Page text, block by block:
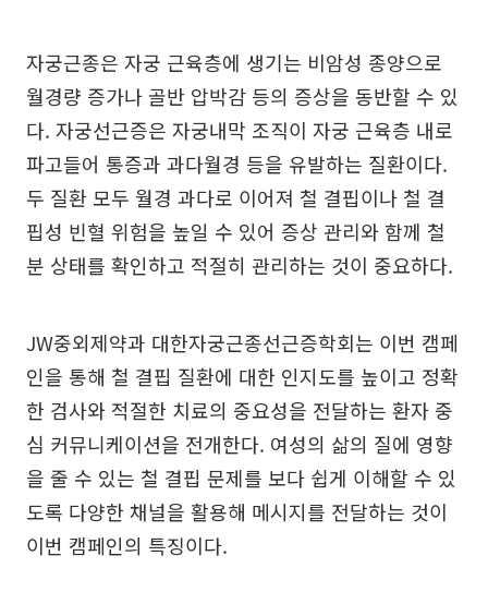
자궁근종은 자궁 근육층에 생기는 비암성 종양으로
월경량 증가나 골반 압박감 등의 증상을 동반할 수 있
다. 자궁선근증은 자궁내막 조직이 자궁 근육층 내로
파고들어 통증과 과다월경 등을 유발하는 질환이다.
두 질환 모두 월경 과다로 이어져 철 결핍이나 철 결
핍성 빈혈 위험을 높일 수 있어 증상 관리와 함께 철
분 상태를 확인하고 적절히 관리하는 것이 중요하다.
JW중외제약과 대한자궁근종선근증학회는 이번 캠페
인을 통해 철 결핍 질환에 대한 인지도를 높이고 정확
한 검사와 적절한 치료의 중요성을 전달하는 환자 중
심 커뮤니케이션을 전개한다. 여성의 삶의 질에 영향
을 줄 수 있는 철 결핍 문제를 보다 쉽게 이해할 수 있
도록 다양한 채널을 활용해 메시지를 전달하는 것이
이번 캠페인의 특징이다.